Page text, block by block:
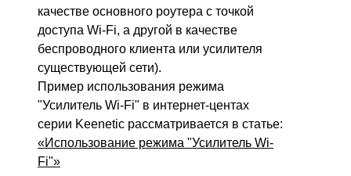
качестве основного роутера с точкой
доступа Wi-Fi, а другой в качестве
беспроводного клиента или усилителя
существующей сети).
Пример использования режима
"Усилитель Wi-Fi" в интернет-центах
серии Keenetic рассматривается в статье:
«Использование режима "Усилитель Wi-
Fi"»